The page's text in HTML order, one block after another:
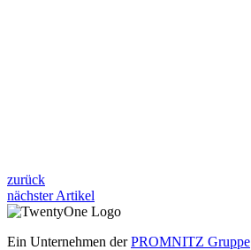
zurück
nächster Artikel
Ein Unternehmen derPROMNITZ Gruppe